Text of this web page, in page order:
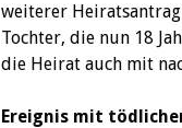
weiterer
Tochter, die nun 18
die Heirat auch mit
Ereignis mit